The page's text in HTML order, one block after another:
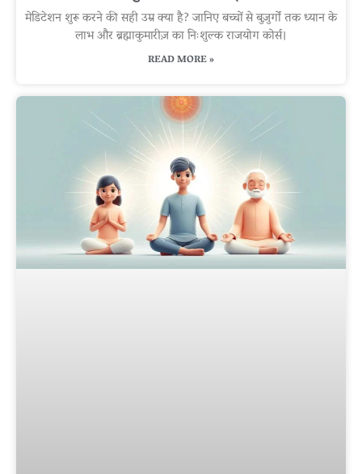
मेडिटेशन शुरू करने की सही उम्र क्या है? जानिए बच्चों से बुज़ुर्गों तक ध्यान के
लाभ और ब्रह्माकुमारीज़ का निःशुल्क राजयोग कोर्स।
READ MORE »